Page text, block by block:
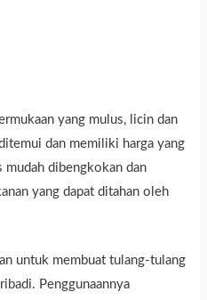
yang mulus, licin dan
dan memiliki harga yang
mudah dibengkokan dan
yang dapat ditahan oleh
untuk membuat tulang-tulang
Penggunaannya